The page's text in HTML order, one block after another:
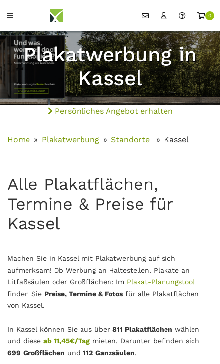
0
Plakatwerbung in
Kassel
Persönliches Angebot erhalten
Home Plakatwerbung Standorte Kassel
Alle Plakatflächen,
Termine & Preise für
Kassel
Machen Sie in Kassel mit Plakatwerbung auf sich
aufmerksam! Ob Werbung an Haltestellen, Plakate an
Litfaßsäulen oder Großflächen: Im Plakat-Planungstool
finden Sie Preise, Termine & Fotos für alle Plakatflächen
von Kassel.
In Kassel können Sie aus über 811 Plakatflächen wählen
und diese ab 11,45€/Tag mieten. Darunter befinden sich
699 Großflächen und 112 Ganzsäulen.